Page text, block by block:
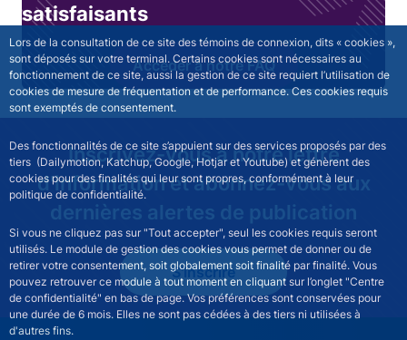
Lors de la consultation de ce site des témoins de connexion, dits « cookies »,
sont déposés sur votre terminal. Certains cookies sont nécessaires au
fonctionnement de ce site, aussi la gestion de ce site requiert l’utilisation de
cookies de mesure de fréquentation et de performance. Ces cookies requis
sont exemptés de consentement.
Des fonctionnalités de ce site s’appuient sur des services proposés par des
tiers (Dailymotion, Katchup, Google, Hotjar et Youtube) et génèrent des
cookies pour des finalités qui leur sont propres, conformément à leur
politique de confidentialité.
Si vous ne cliquez pas sur "Tout accepter", seul les cookies requis seront
utilisés. Le module de gestion des cookies vous permet de donner ou de
retirer votre consentement, soit globalement soit finalité par finalité. Vous
pouvez retrouver ce module à tout moment en cliquant sur l’onglet "Centre
de confidentialité" en bas de page. Vos préférences sont conservées pour
une durée de 6 mois. Elles ne sont pas cédées à des tiers ni utilisées à
d'autres fins.
satisfaisants
Accéder à notre FAQ
Inscrivez-vous à notre lettre
d'information et abonnez-vous aux
dernières alertes de publication
S'inscrire